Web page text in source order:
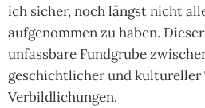
ich sicher, noch längst nicht
aufgenommen zu haben.
unfassbare Fundgrube
geschichtlicher und
Verbildlichungen.